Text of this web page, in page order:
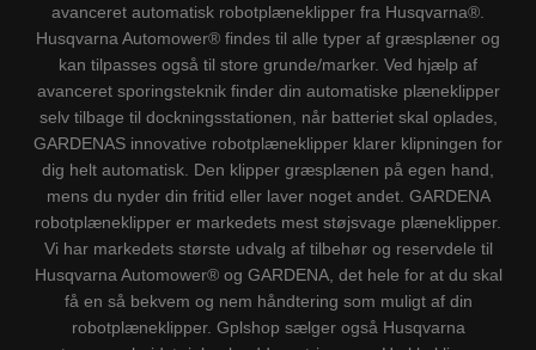
avanceret automatisk robotplæneklipper fra Husqvarna®.
Husqvarna Automower® findes til alle typer af græsplæner og
kan tilpasses også til store grunde/marker. Ved hjælp af
avanceret sporingsteknik finder din automatiske plæneklipper
selv tilbage til dockningsstationen, når batteriet skal oplades,
GARDENAS innovative robotplæneklipper klarer klipningen for
dig helt automatisk. Den klipper græsplænen på egen hand,
mens du nyder din fritid eller laver noget andet. GARDENA
robotplæneklipper er markedets mest støjsvage plæneklipper.
Vi har markedets største udvalg af tilbehør og reservdele til
Husqvarna Automower® og GARDENA, det hele for at du skal
få en så bekvem og nem håndtering som muligt af din
robotplæneklipper. Gplshop sælger også Husqvarna